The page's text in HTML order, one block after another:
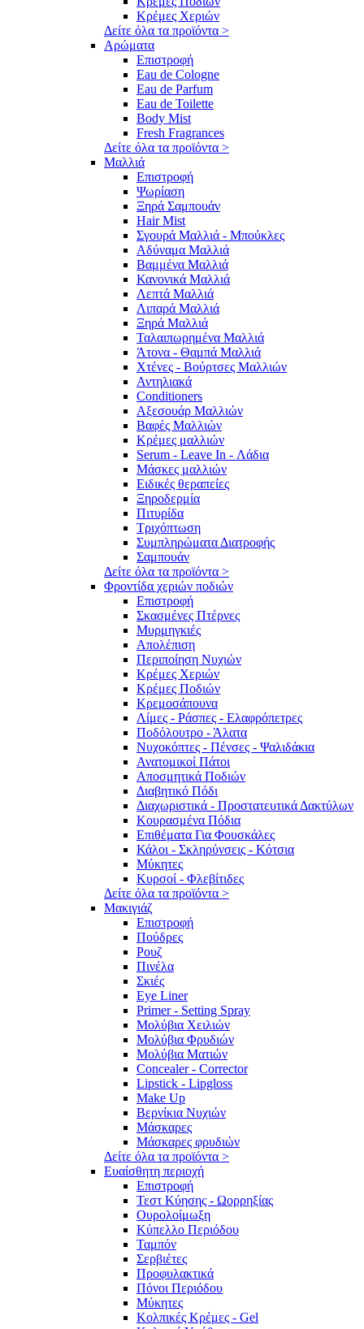
Κρέμες Χεριών
Δείτε όλα τα προϊόντα >
Αρώματα
Επιστροφή
Eau de Cologne
Eau de Parfum
Eau de Toilette
Body Mist
Fresh Fragrances
Δείτε όλα τα προϊόντα >
Μαλλιά
Επιστροφή
Ψωρίαση
Ξηρά Σαμπουάν
Hair Mist
Σγουρά Μαλλιά - Μπούκλες
Αδύναμα Μαλλιά
Βαμμένα Μαλλιά
Κανονικά Μαλλιά
Λεπτά Μαλλιά
Λιπαρά Μαλλιά
Ξηρά Μαλλιά
Ταλαιπωρημένα Μαλλιά
Άτονα - Θαμπά Μαλλιά
Χτένες - Βούρτσες Μαλλιών
Αντηλιακά
Conditioners
Αξεσουάρ Μαλλιών
Βαφές Μαλλιών
Κρέμες μαλλιών
Serum - Leave In - Λάδια
Μάσκες μαλλιών
Ειδικές θεραπείες
Ξηροδερμία
Πιτυρίδα
Τριχόπτωση
Συμπληρώματα Διατροφής
Σαμπουάν
Δείτε όλα τα προϊόντα >
Φροντίδα χεριών ποδιών
Επιστροφή
Σκασμένες Πτέρνες
Μυρμηγκιές
Απολέπιση
Περιποίηση Νυχιών
Κρέμες Χεριών
Κρέμες Ποδιών
Κρεμοσάπουνα
Λίμες - Ράσπες - Ελαφρόπετρες
Ποδόλουτρο - Άλατα
Νυχοκόπτες - Πένσες - Ψαλιδάκια
Ανατομικοί Πάτοι
Αποσμητικά Ποδιών
Διαβητικό Πόδι
Διαχωριστικά - Προστατευτικά Δακτύλων
Κουρασμένα Πόδια
Επιθέματα Για Φουσκάλες
Κάλοι - Σκληρύνσεις - Κότσια
Μύκητες
Κυρσοί - Φλεβίτιδες
Δείτε όλα τα προϊόντα >
Μακιγιάζ
Επιστροφή
Πούδρες
Ρουζ
Πινέλα
Σκιές
Eye Liner
Primer - Setting Spray
Μολύβια Χειλιών
Μολύβια Φρυδιών
Μολύβια Ματιών
Concealer - Correctοr
Lipstick - Lipgloss
Make Up
Βερνίκια Νυχιών
Μάσκαρες
Μάσκαρες φρυδιών
Δείτε όλα τα προϊόντα >
Ευαίσθητη περιοχή
Επιστροφή
Τεστ Κύησης - Ωορρηξίας
Ουρολοίμωξη
Κύπελλο Περιόδου
Ταμπόν
Σερβιέτες
Προφυλακτικά
Πόνοι Περιόδου
Μύκητες
Κολπικές Κρέμες - Gel